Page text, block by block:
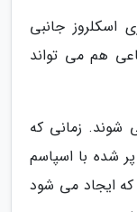
اسکلروز جانبی
هم می تواند
زمانی که
شده با اسپاسم
ایجاد می شود